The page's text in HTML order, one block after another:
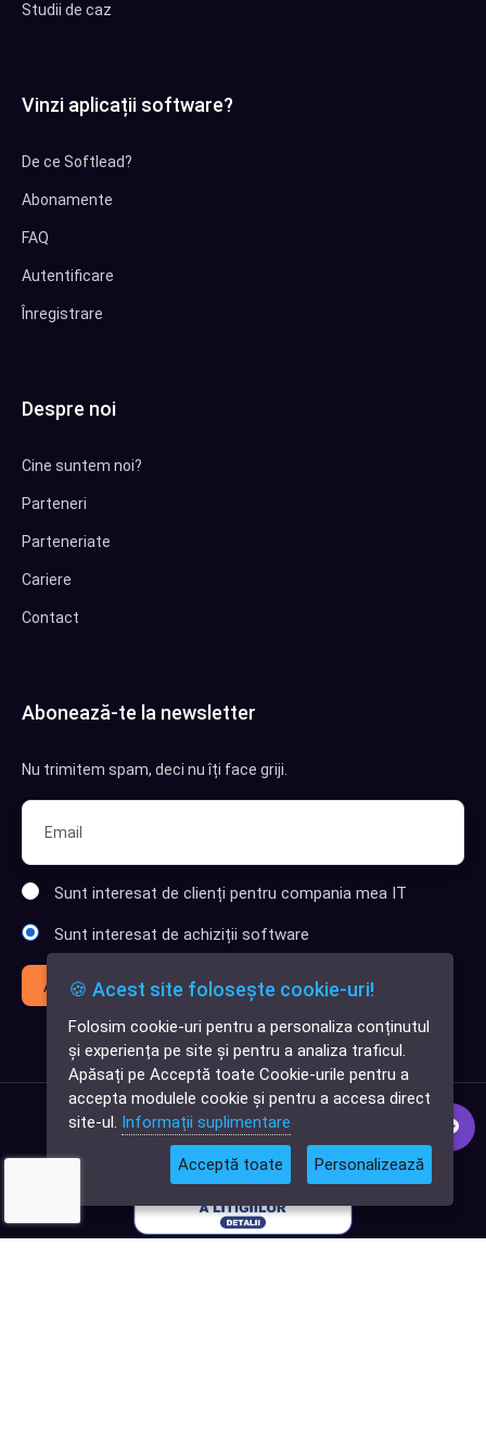
✕
Cauți o aplicație
software?
Studii de caz
Vinzi aplicații software?
De ce Softlead?
Abonamente
FAQ
Autentificare
Înregistrare
Despre noi
Cine suntem noi?
Parteneri
Parteneriate
Cariere
Contact
Abonează-te la newsletter
Nu trimitem spam, deci nu îți face griji.
Sunt interesat de clienți pentru compania mea IT
Sunt interesat de achiziții software
Abonează-te
🍪 Acest site folosește cookie-uri!
Folosim cookie-uri pentru a personaliza conținutul
și experiența pe site și pentru a analiza traficul.
Apăsați pe Acceptă toate Cookie-urile pentru a
accepta modulele cookie și pentru a accesa direct
site-ul. Informații suplimentare
Acceptă toate Personalizează